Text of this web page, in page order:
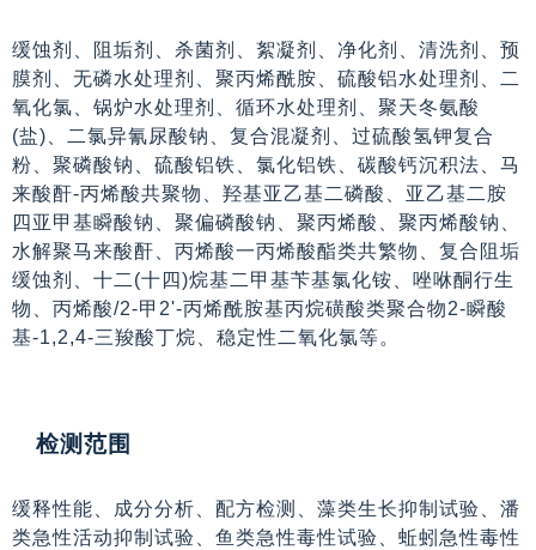
缓蚀剂、阻垢剂、杀菌剂、絮凝剂、净化剂、清洗剂、预
膜剂、无磷水处理剂、聚丙烯酰胺、硫酸铝水处理剂、二
氧化氯、锅炉水处理剂、循环水处理剂、聚天冬氨酸
(盐)、二氯异氰尿酸钠、复合混凝剂、过硫酸氢钾复合
粉、聚磷酸钠、硫酸铝铁、氯化铝铁、碳酸钙沉积法、马
来酸酐-丙烯酸共聚物、羟基亚乙基二磷酸、亚乙基二胺
四亚甲基瞬酸钠、聚偏磷酸钠、聚丙烯酸、聚丙烯酸钠、
水解聚马来酸酐、丙烯酸一丙烯酸酯类共繁物、复合阻垢
缓蚀剂、十二(十四)烷基二甲基苄基氯化铵、唑咻酮行生
物、丙烯酸/2-甲2'-丙烯酰胺基丙烷磺酸类聚合物2-瞬酸
基-1,2,4-三羧酸丁烷、稳定性二氧化氯等。
检测范围
缓释性能、成分分析、配方检测、藻类生长抑制试验、潘
类急性活动抑制试验、鱼类急性毒性试验、蚯蚓急性毒性